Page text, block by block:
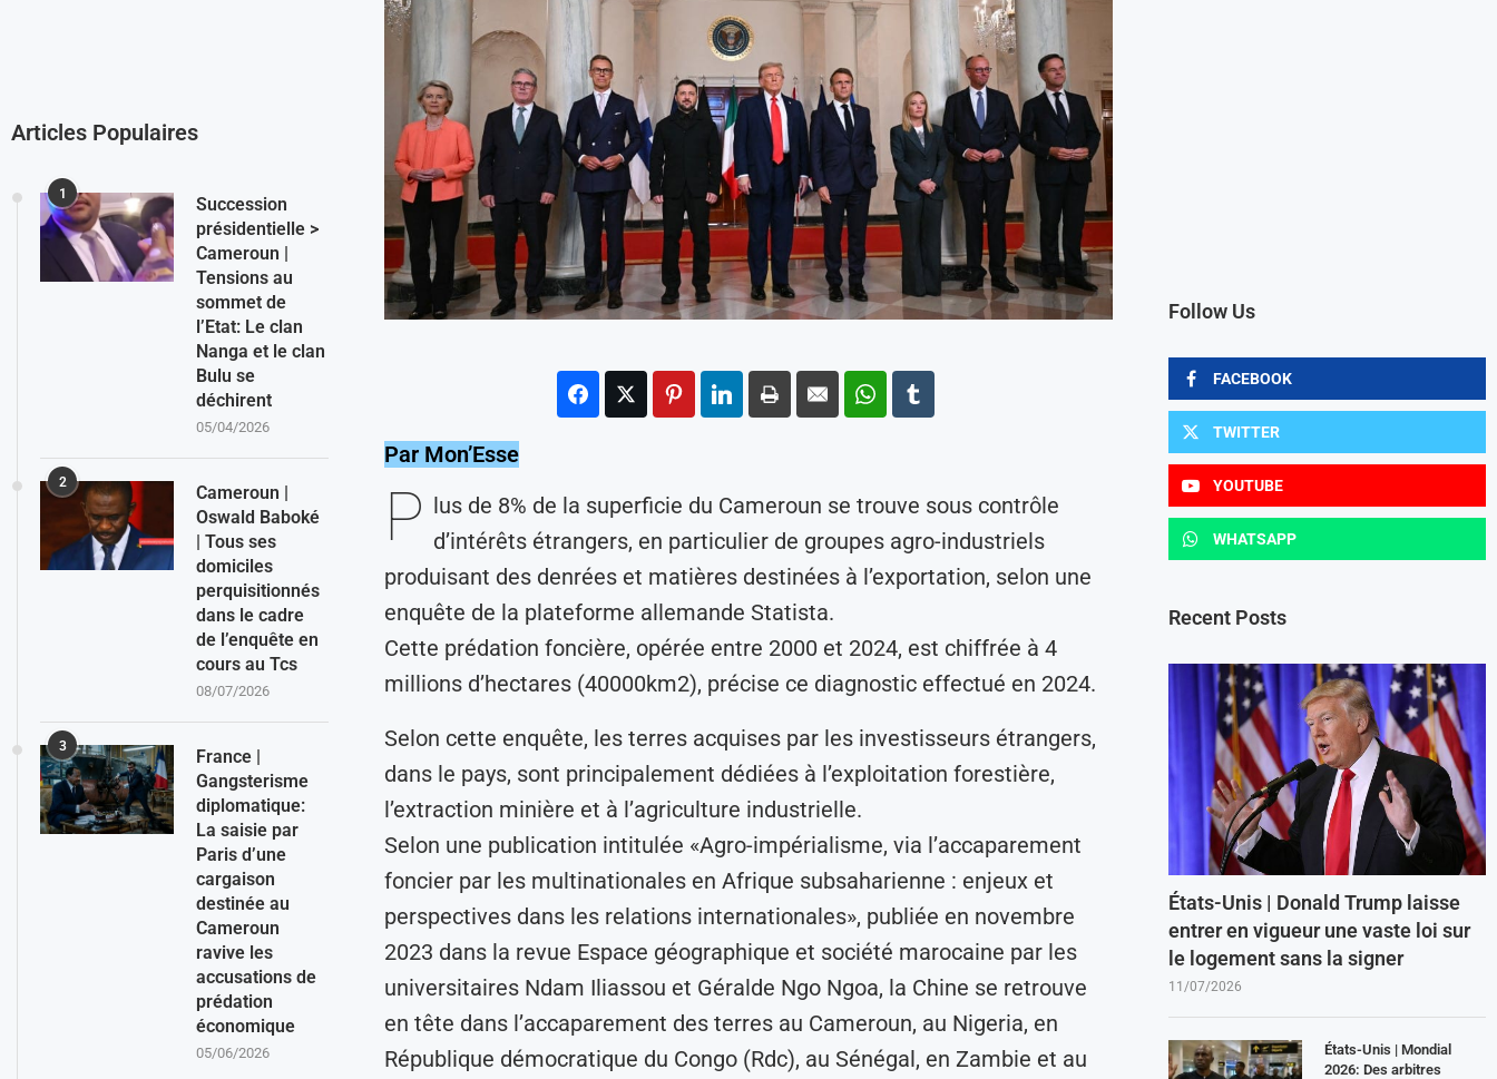
Par Mon’Esse
P lus de 8% de la superficie du Cameroun se trouve sous contrôle
d’intérêts étrangers, en particulier de groupes agro-industriels
produisant des denrées et matières destinées à l’exportation, selon une
enquête de la plateforme allemande Statista.
Cette prédation foncière, opérée entre 2000 et 2024, est chiffrée à 4
millions d’hectares (40000km2), précise ce diagnostic effectué en 2024.
Selon cette enquête, les terres acquises par les investisseurs étrangers,
dans le pays, sont principalement dédiées à l’exploitation forestière,
l’extraction minière et à l’agriculture industrielle.
Selon une publication intitulée «Agro-impérialisme, via l’accaparement
foncier par les multinationales en Afrique subsaharienne : enjeux et
perspectives dans les relations internationales», publiée en novembre
2023 dans la revue Espace géographique et société marocaine par les
universitaires Ndam Iliassou et Géralde Ngo Ngoa, la Chine se retrouve
en tête dans l’accaparement des terres au Cameroun, au Nigeria, en
République démocratique du Congo (Rdc), au Sénégal, en Zambie et au
Follow Us
FACEBOOK
TWITTER
YOUTUBE
WHATSAPP
Recent Posts
États-Unis | Donald Trump laisse
entrer en vigueur une vaste loi sur
le logement sans la signer
11/07/2026
États-Unis | Mondial
2026: Des arbitres
Articles Populaires
1
Succession
présidentielle >
Cameroun |
Tensions au
sommet de
l’Etat: Le clan
Nanga et le clan
Bulu se
déchirent
05/04/2026
2
Cameroun |
Oswald Baboké
| Tous ses
domiciles
perquisitionnés
dans le cadre
de l’enquête en
cours au Tcs
08/07/2026
3
France |
Gangsterisme
diplomatique:
La saisie par
Paris d’une
cargaison
destinée au
Cameroun
ravive les
accusations de
prédation
économique
05/06/2026